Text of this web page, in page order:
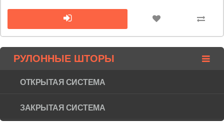
РУЛОННЫЕ ШТОРЫ
ОТКРЫТАЯ СИСТЕМА
ЗАКРЫТАЯ СИСТЕМА